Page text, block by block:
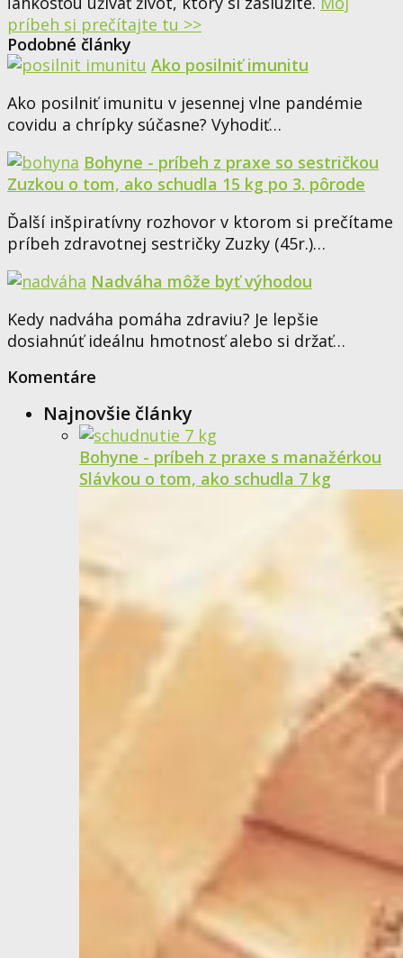
príbeh si prečítajte tu >>
Podobné články
Ako posilniť imunitu
Ako posilniť imunitu v jesennej vlne pandémie
covidu a chrípky súčasne? Vyhodiť…
Bohyne - príbeh z praxe so sestričkou
Zuzkou o tom, ako schudla 15 kg po 3. pôrode
Ďalší inšpiratívny rozhovor v ktorom si prečítame
príbeh zdravotnej sestričky Zuzky (45r.)…
Nadváha môže byť výhodou
Kedy nadváha pomáha zdraviu? Je lepšie
dosiahnúť ideálnu hmotnosť alebo si držať…
Komentáre
Najnovšie články
Bohyne - príbeh z praxe s manažérkou
Slávkou o tom, ako schudla 7 kg